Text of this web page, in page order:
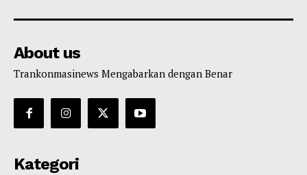
About us
Trankonmasinews Mengabarkan dengan Benar
Kategori